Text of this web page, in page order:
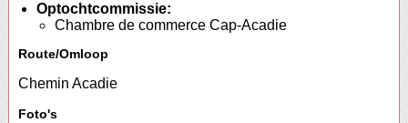
Optochtcommissie:
Chambre de commerce Cap-Acadie
Route/Omloop
Chemin Acadie
Foto's